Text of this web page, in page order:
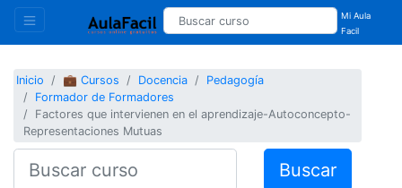
Mi Aula
Facil
Inicio 💼 Cursos Docencia
Pedagogía
Formador de Formadores
Factores que intervienen en el aprendizaje-Autoconcepto-
Representaciones Mutuas
Buscar